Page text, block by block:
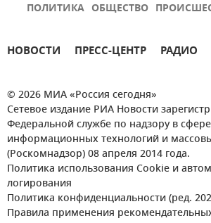
ПОЛИТИКА ОБЩЕСТВО
НОВОСТИ ПРЕСС-ЦЕНТР РАДИО
© 2026 МИА «Россия сегодня»
Сетевое издание РИА Новости
Федеральной службе по надзору в
информационных технологий и
(Роскомнадзор) 08 апреля 2014 года.
Политика использования Cookie и
логирования
Политика конфиденциальности (ред.
Правила применения